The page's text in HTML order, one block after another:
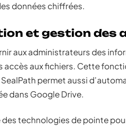
données chiffrées.
et gestion des
aux administrateurs des
accès aux fichiers. Cette
permet aussi
dans Google Drive.
technologies de pointe